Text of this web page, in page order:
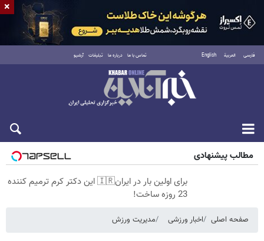
فارسی العربية English تماس با ما درباره ما تبلیغات آرشیو
پنجشنبه ۱۵ مرداد ۱۴۰۵
مطالب پیشنهادی
برای اولین بار در ایران🇮🇷 این دکتر کرم ترمیم کننده
23 روزه ساخت!
صفحه اصلی اخبار ورزشی مدیریت ورزش
×